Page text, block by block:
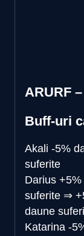
ARURF
Buff-uri
Akali -5%
suferite
Darius +5%
suferite ⇒
daune
Katarina -